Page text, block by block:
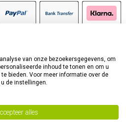
van onze bezoekersgegevens, om
inhoud te tonen en om u
bieden. Voor meer informatie over de
de instellingen.
alles